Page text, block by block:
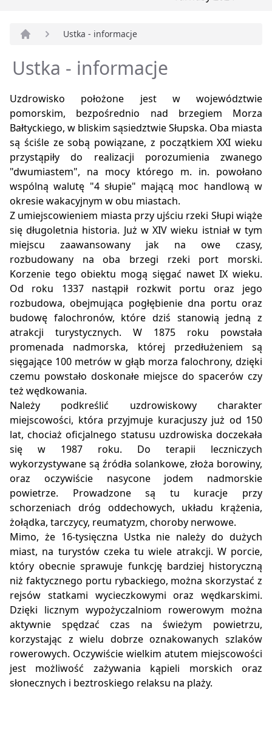
Ustka - informacje
Ustka - informacje
Uzdrowisko położone jest w województwie
pomorskim, bezpośrednio nad brzegiem Morza
Bałtyckiego, w bliskim sąsiedztwie Słupska. Oba miasta
są ściśle ze sobą powiązane, z początkiem XXI wieku
przystąpiły do realizacji porozumienia zwanego
"dwumiastem", na mocy którego m. in. powołano
wspólną walutę "4 słupie" mającą moc handlową w
okresie wakacyjnym w obu miastach.
Z umiejscowieniem miasta przy ujściu rzeki Słupi wiąże
się długoletnia historia. Już w XIV wieku istniał w tym
miejscu zaawansowany jak na owe czasy,
rozbudowany na oba brzegi rzeki port morski.
Korzenie tego obiektu mogą sięgać nawet IX wieku.
Od roku 1337 nastąpił rozkwit portu oraz jego
rozbudowa, obejmująca pogłębienie dna portu oraz
budowę falochronów, które dziś stanowią jedną z
atrakcji turystycznych. W 1875 roku powstała
promenada nadmorska, której przedłużeniem są
sięgające 100 metrów w głąb morza falochrony, dzięki
czemu powstało doskonałe miejsce do spacerów czy
też wędkowania.
Należy podkreślić uzdrowiskowy charakter
miejscowości, która przyjmuje kuracjuszy już od 150
lat, chociaż oficjalnego statusu uzdrowiska doczekała
się w 1987 roku. Do terapii leczniczych
wykorzystywane są źródła solankowe, złoża borowiny,
oraz oczywiście nasycone jodem nadmorskie
powietrze. Prowadzone są tu kuracje przy
schorzeniach dróg oddechowych, układu krążenia,
żołądka, tarczycy, reumatyzm, choroby nerwowe.
Mimo, że 16-tysięczna Ustka nie należy do dużych
miast, na turystów czeka tu wiele atrakcji. W porcie,
który obecnie sprawuje funkcję bardziej historyczną
niż faktycznego portu rybackiego, można skorzystać z
rejsów statkami wycieczkowymi oraz wędkarskimi.
Dzięki licznym wypożyczalniom rowerowym można
aktywnie spędzać czas na świeżym powietrzu,
korzystając z wielu dobrze oznakowanych szlaków
rowerowych. Oczywiście wielkim atutem miejscowości
jest możliwość zażywania kąpieli morskich oraz
słonecznych i beztroskiego relaksu na plaży.